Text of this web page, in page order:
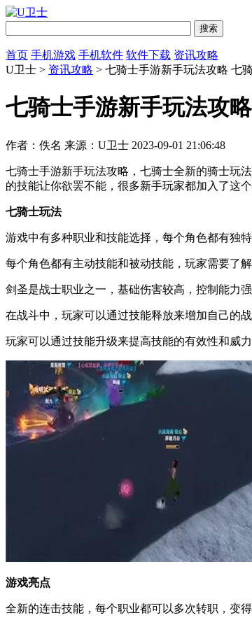
首页 手机游戏 手机软件 软件下载 资讯攻略
U卫士 > 资讯攻略 > 七骑士手游新手玩法攻略 七
七骑士手游新手玩法攻
作者：佚名 来源：U卫士 2023-09-01 21:06:48
七骑士手游新手玩法攻略，七骑士全新的骑士玩
的技能让你欲罢不能，很多新手玩家都加入了这
七骑士玩法
游戏中有多种职业和技能选择，每个角色都有独
每个角色都有主动技能和被动技能，玩家需要了
剑圣是战士职业之一，基础伤害较高，控制能力
在战斗中，玩家可以通过技能释放来增加自己的
玩家可以通过技能升级来提高技能的有效性和威
游戏亮点
全新的连击技能，每个职业都可以多次转职，变得